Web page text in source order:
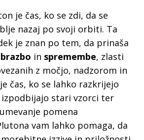
je čas, ko se zdi, da se
nazaj po svoji orbiti. Ta
je znan po tem, da prinaša
in spremembe, zlasti
z močjo, nadzorom in
čas, ko se lahko razkrijejo
stari vzorci ter
pomena
vam lahko pomaga, da